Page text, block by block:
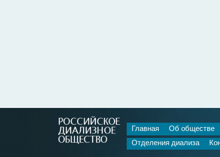
Главная
Об обществе
Отделения диализа